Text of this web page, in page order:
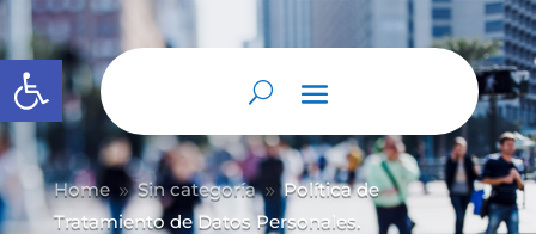
Abrir barra de herramientas
Home 9 Sin categoría 9 Política de
Tratamiento de Datos Personales.